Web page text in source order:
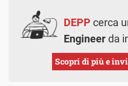
DEPP cerca
Engineerda
Scopri di più e